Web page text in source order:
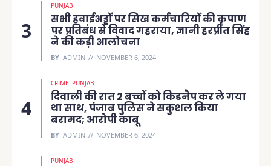
PUNJAB
सभी हवाईअड्डों पर सिख कर्मचारियों की कृपाण
पर प्रतिबंध से विवाद गहराया, ज्ञानी हरप्रीत सिंह
ने की कड़ी आलोचना
BY ADMIN NOVEMBER 6, 2024
CRIME PUNJAB
दिवाली की रात 2 बच्चों को किडनैप कर ले गया
था साथ, पंजाब पुलिस ने सकुशल किया
बरामद; आरोपी काबू
BY ADMIN NOVEMBER 6, 2024
PUNJAB